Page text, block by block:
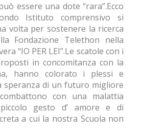
essere una dote “rara”.Ecco
Istituto comprensivo si
volta per sostenere la ricerca
Fondazione Telethon nella
“IO PER LEI”.Le scatole con i
in concomitanza con la
hanno colorato i plessi e
speranza di un futuro migliore
con una malattia
gesto d’ amore e di
a cui la nostra Scuola non